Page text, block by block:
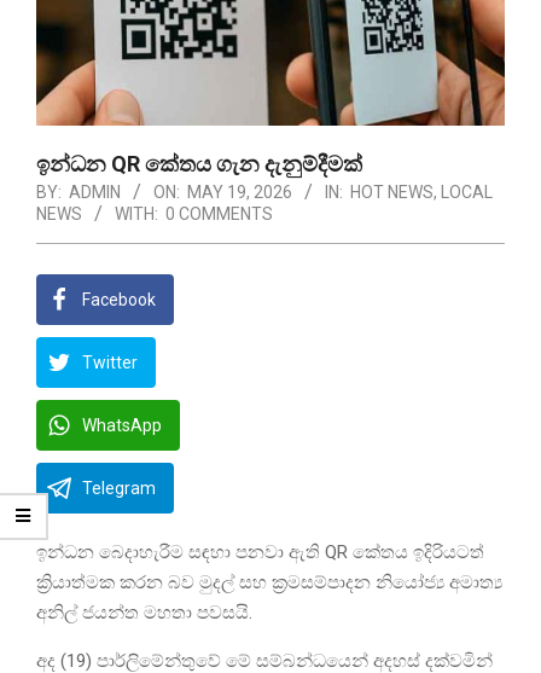
ඉන්ධන QR කේතය ගැන දැනුම්දීමක්
BY: ADMIN ON: MAY 19, 2026 IN: HOT NEWS,
LOCAL
NEWS
WITH: 0 COMMENTS
Facebook
Twitter
WhatsApp
Telegram
ඉන්ධන බෙදාහැරීම සඳහා පනවා ඇති QR කේතය ඉදිරියටත්
ක්‍රියාත්මක කරන බව මුදල් සහ ක්‍රමසම්පාදන නියෝජ්‍ය අමාත්‍ය
අනිල් ජයන්ත මහතා පවසයි.
අද (19) පාර්ලිමේන්තුවේ මේ සම්බන්ධයෙන් අදහස් දක්වමින්